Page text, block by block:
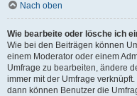
Nach oben
Wie bearbeite oder lösche ich
Wie bei den Beiträgen können
einem Moderator oder einem
Umfrage zu bearbeiten, ändere
immer mit der Umfrage
dann können Benutzer die